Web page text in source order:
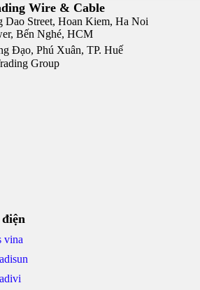
Wire & Cable
Dao Street, Hoan Kiem, Ha Noi
Bến Nghé, HCM
Đạo, Phú Xuân, TP. Huế
Group
vina